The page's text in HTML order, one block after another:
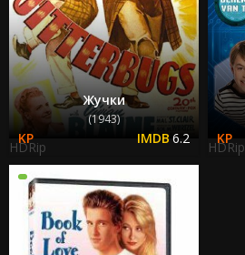
Жучки
(1943)
6.2
HDRip HDRip